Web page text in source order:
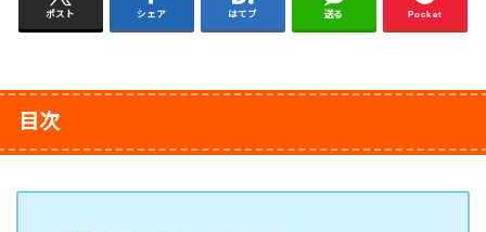
ポスト シェア はてブ 送る Pocket
目次